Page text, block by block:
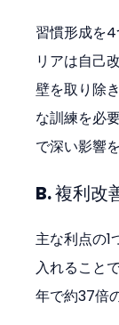
習慣形成を
リアは自己
壁を取り除
な訓練を必
で深い影響
B. 複利改
主な利点の1
入れること
年で約37倍